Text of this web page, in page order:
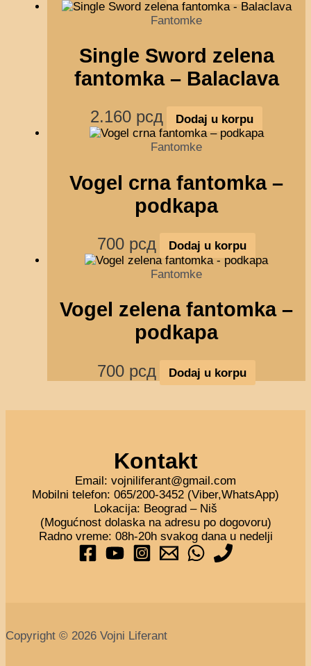
Fantomke
Single Sword zelena
fantomka – Balaclava
2.160 рсд Dodaj u korpu
Fantomke
Vogel crna fantomka –
podkapa
700 рсд Dodaj u korpu
Fantomke
Vogel zelena fantomka –
podkapa
700 рсд Dodaj u korpu
Kontakt
Email: vojniliferant@gmail.com
Mobilni telefon: 065/200-3452 (Viber,WhatsApp)
Lokacija: Beograd – Niš
(Mogućnost dolaska na adresu po dogovoru)
Radno vreme: 08h-20h svakog dana u nedelji
Copyright © 2026 Vojni Liferant